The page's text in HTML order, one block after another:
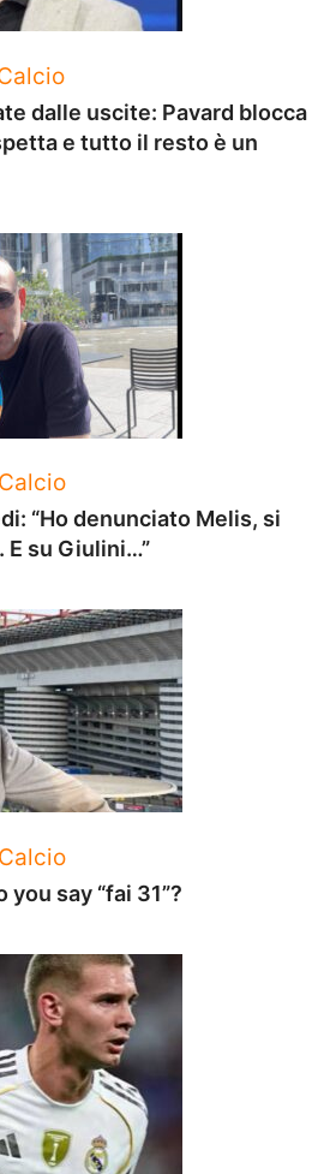
dalle uscite: Pavard blocca
e tutto il resto è un
Categorie
Calcio
“Ho denunciato Melis, si
E su Giulini…”
Categorie
Calcio
say “fai 31”?